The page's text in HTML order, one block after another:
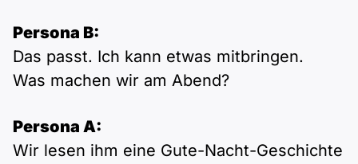
Persona B:
Das passt. Ich kann etwas mitbringen.
Was machen wir am Abend?
Persona A:
Wir lesen ihm eine Gute-Nacht-Geschichte